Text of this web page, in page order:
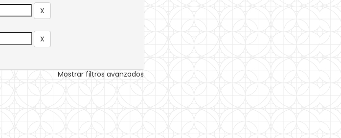
Mostrar filtros avanzados